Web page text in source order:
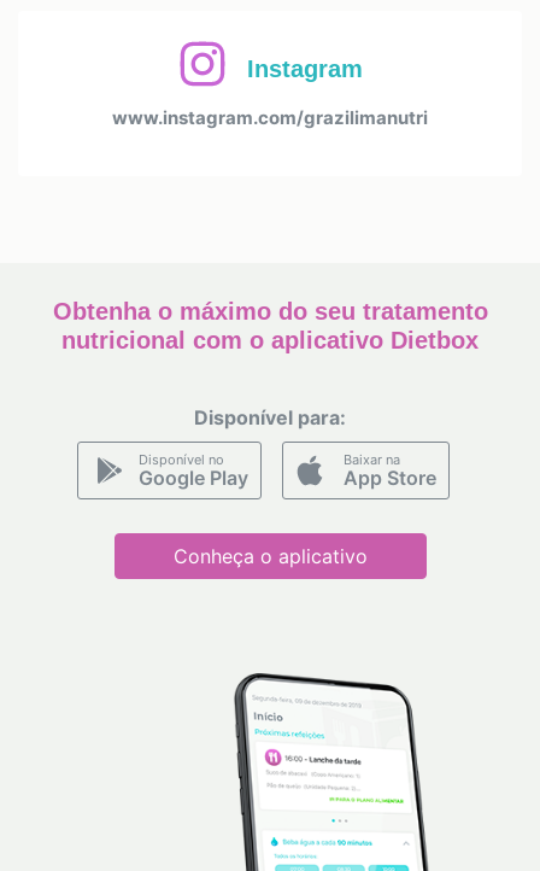
Instagram
www.instagram.com/grazilimanutri
Obtenha o máximo do seu tratamento
nutricional com o aplicativo Dietbox
Disponível para:
Disponível no
Google Play
Baixar na
App Store
Conheça o aplicativo